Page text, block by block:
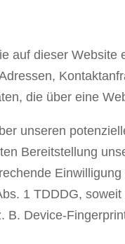
auf dieser Website
die über eine
unseren
Bereitstellung
1 TDDDG,
Device-